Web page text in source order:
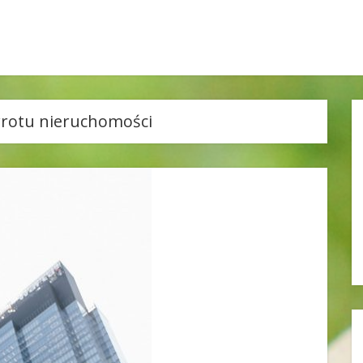
nieruchomości